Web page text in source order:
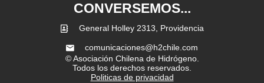
CONVERSEMOS...
General Holley 2313, Providencia
comunicaciones@h2chile.com
© Asociación Chilena de Hidrógeno.
Todos los derechos reservados.
Politicas de privacidad